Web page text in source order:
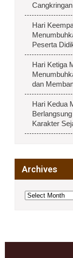
Cangkringan
Hari
Peserta
Hari Ketiga
dan
Hari Kedua
Karakter
Archives
Archives